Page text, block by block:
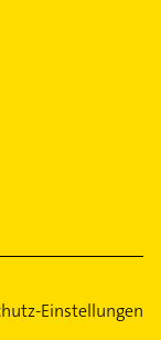
Einstellungen